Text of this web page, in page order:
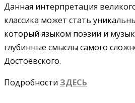
Данная интерпретация
классика может стать
который языком поэзии и
глубинные смыслы самого
Достоевского.
Подробности ЗДЕСЬ